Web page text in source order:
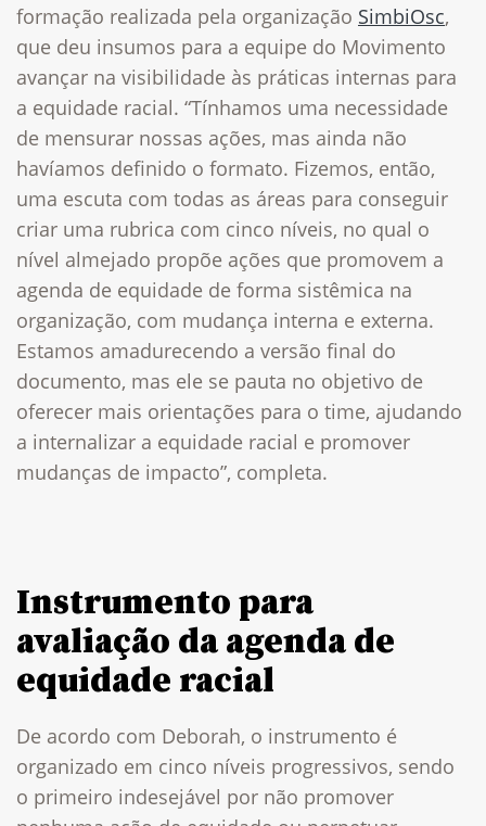
formação realizada pela organização SimbiOsc,
que deu insumos para a equipe do Movimento
avançar na visibilidade às práticas internas para
a equidade racial. “Tínhamos uma necessidade
de mensurar nossas ações, mas ainda não
havíamos definido o formato. Fizemos, então,
uma escuta com todas as áreas para conseguir
criar uma rubrica com cinco níveis, no qual o
nível almejado propõe ações que promovem a
agenda de equidade de forma sistêmica na
organização, com mudança interna e externa.
Estamos amadurecendo a versão final do
documento, mas ele se pauta no objetivo de
oferecer mais orientações para o time, ajudando
a internalizar a equidade racial e promover
mudanças de impacto”, completa.
Instrumento para
avaliação da agenda de
equidade racial
De acordo com Deborah, o instrumento é
organizado em cinco níveis progressivos, sendo
o primeiro indesejável por não promover